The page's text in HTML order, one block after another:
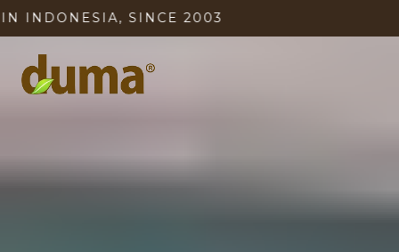
SINCE 2003